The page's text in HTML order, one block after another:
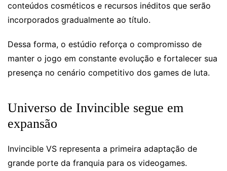
conteúdos cosméticos e recursos inéditos que serão
incorporados gradualmente ao título.
Dessa forma, o estúdio reforça o compromisso de
manter o jogo em constante evolução e fortalecer sua
presença no cenário competitivo dos games de luta.
Universo de Invincible segue em
expansão
Invincible VS representa a primeira adaptação de
grande porte da franquia para os videogames.